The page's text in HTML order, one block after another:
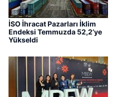
İSO İhracat Pazarları İklim
Endeksi Temmuzda 52,2’ye
Yükseldi